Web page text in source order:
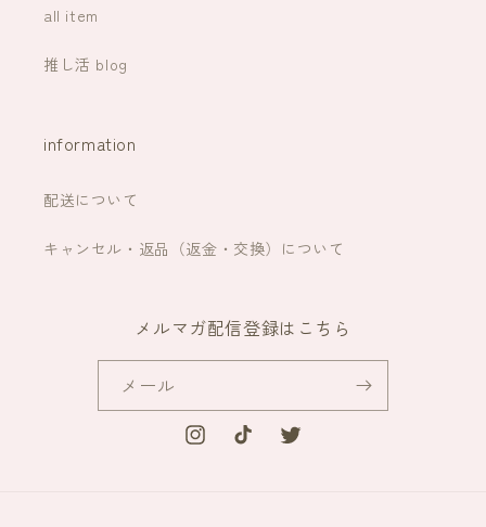
all item
推し活 blog
information
配送について
キャンセル・返品（返金・交換）について
メルマガ配信登録はこちら
メール
InstagramTikTok Twitter